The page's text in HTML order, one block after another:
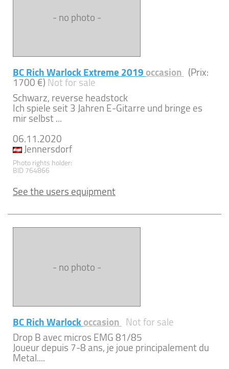
- no photo -
BC Rich Warlock Extreme 2019occasion (Prix:
1700 €)Not for sale
Schwarz, reverse headstock
Ich spiele seit 3 Jahren E-Gitarre und bringe es
mir selbst ...
06.11.2020
Jennersdorf
Photo rights holder:
BID 764866
See the users equipment
- no photo -
BC Rich Warlockoccasion Not for sale
Drop B avec micros EMG 81/85
Joueur depuis 7-8 ans, je joue principalement du
Metal....